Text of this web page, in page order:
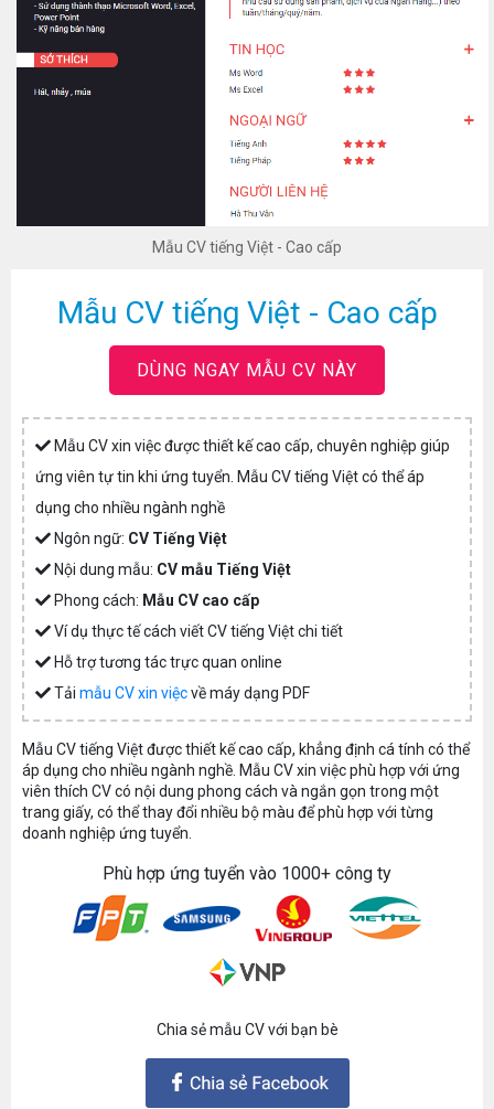
Mẫu CV tiếng Việt - Cao cấp
Mẫu CV tiếng Việt - Cao cấp
DÙNG NGAY MẪU CV NÀY
Mẫu CV xin việc được thiết kế cao cấp, chuyên nghiệp giúp
ứng viên tự tin khi ứng tuyển. Mẫu CV tiếng Việt có thể áp
dụng cho nhiều ngành nghề
Ngôn ngữ: CV Tiếng Việt
Nội dung mẫu: CV mẫu Tiếng Việt
Phong cách: Mẫu CV cao cấp
Ví dụ thực tế cách viết CV tiếng Việt chi tiết
Hỗ trợ tương tác trực quan online
Tải mẫu CV xin việcvề máy dạng PDF
Mẫu CV tiếng Việt được thiết kế cao cấp, khẳng định cá tính có thể
áp dụng cho nhiều ngành nghề. Mẫu CV xin việc phù hợp với ứng
viên thích CV có nội dung phong cách và ngắn gọn trong một
trang giấy, có thể thay đổi nhiều bộ màu để phù hợp với từng
doanh nghiệp ứng tuyển.
Phù hợp ứng tuyển vào 1000+ công ty
Chia sẻ mẫu CV với bạn bè